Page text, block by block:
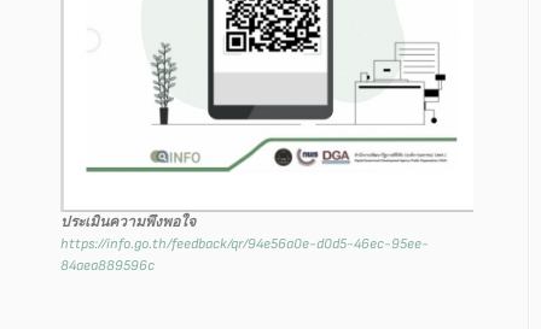
ประเมินความพึงพอใจ
https://info.go.th/feedback/qr/94e56a0e-d0d5-46ec-95ee-
84aea889596c